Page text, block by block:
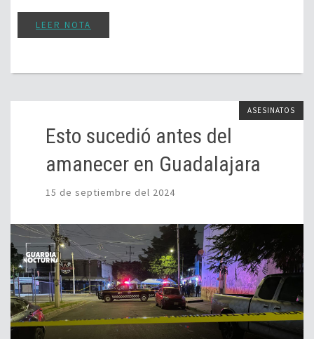
LEER NOTA
ASESINATOS
Esto sucedió antes del
amanecer en Guadalajara
15 de septiembre del 2024